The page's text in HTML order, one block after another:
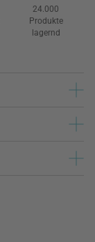
24.000
Produkte
lagernd